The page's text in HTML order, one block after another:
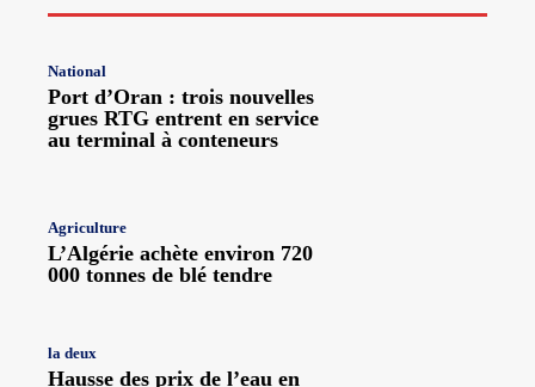
National
Port d’Oran : trois nouvelles
grues RTG entrent en service
au terminal à conteneurs
Agriculture
L’Algérie achète environ 720
000 tonnes de blé tendre
la deux
Hausse des prix de l’eau en